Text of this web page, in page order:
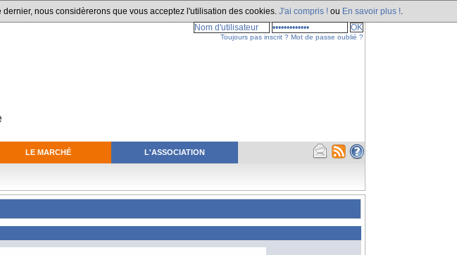
nous considèrerons que vous acceptez l'utilisation des cookies. J'ai compris ! ou En savoir plus !
LE MARCHÉ L'ASSOCIATION
Toujours pas inscrit ? Mot de passe oublié ?